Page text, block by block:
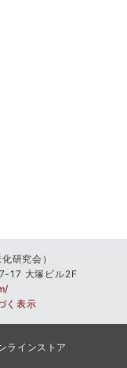
化研究会）
17 大塚ビル2F
く表示
ラインストア